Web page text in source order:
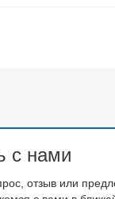
с нами
отзыв или